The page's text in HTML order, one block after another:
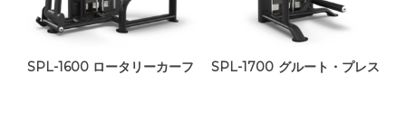
SPL-1600 ロータリーカーフ SPL-1700 グルート・プレス